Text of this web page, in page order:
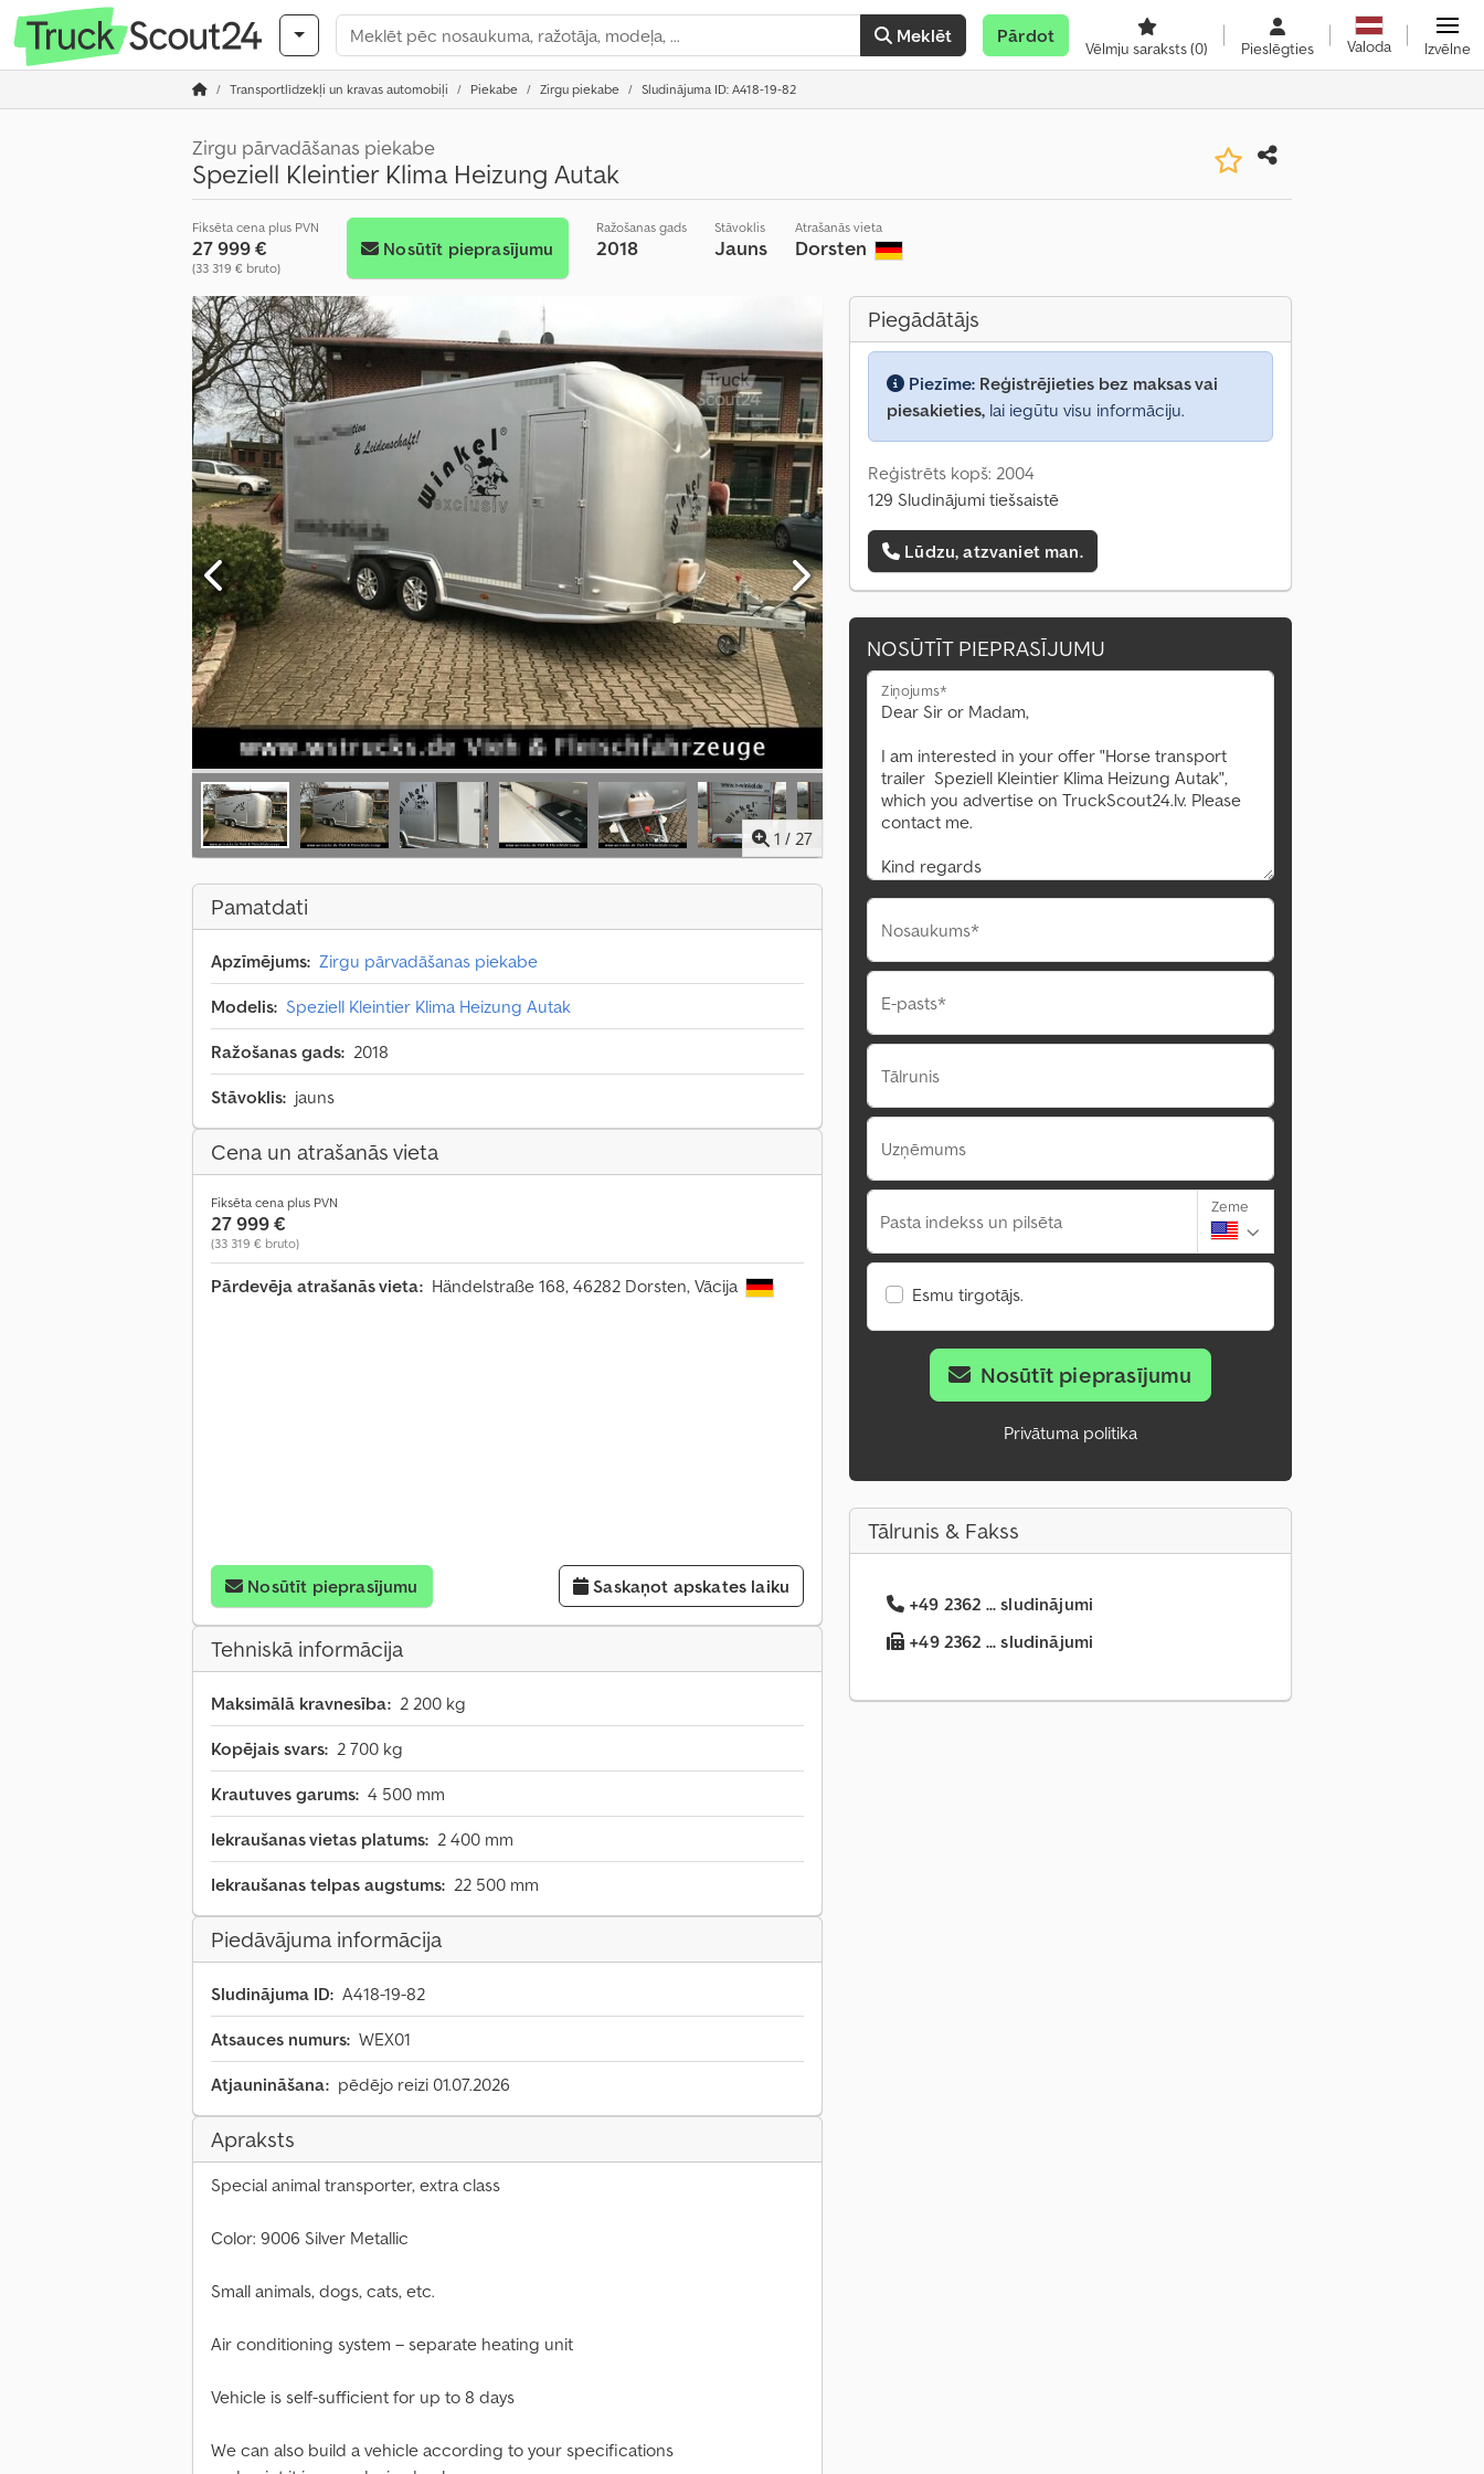
Meklēt Pārdot
Vēlmju saraksts(0) Pieslēgties Valoda Izvēlne
Transportlīdzekļi un kravas automobiļi Piekabe Zirgu piekabe Sludinājuma ID: A418-19-82
Zirgu pārvadāšanas piekabe
Speziell Kleintier Klima Heizung Autak
Fiksēta cena plus PVN
27 999 €
(33 319 € bruto)
Nosūtīt pieprasījumu
Ražošanas gads
2018
Stāvoklis
Jauns
Atrašanās vieta
Dorsten
1 / 27
Pamatdati
Apzīmējums: Zirgu pārvadāšanas piekabe
Modelis: Speziell Kleintier Klima Heizung Autak
Ražošanas gads: 2018
Stāvoklis: jauns
Cena un atrašanās vieta
Fiksēta cena plus PVN
27 999 €
(33 319 € bruto)
Pārdevēja atrašanās vieta: Händelstraße 168, 46282 Dorsten, Vācija
Nosūtīt pieprasījumu Saskaņot apskates laiku
Tehniskā informācija
Maksimālā kravnesība: 2 200 kg
Kopējais svars: 2 700 kg
Krautuves garums: 4 500 mm
Iekraušanas vietas platums: 2 400 mm
Iekraušanas telpas augstums: 22 500 mm
Piedāvājuma informācija
Sludinājuma ID: A418-19-82
Atsauces numurs: WEX01
Atjaunināšana: pēdējo reizi 01.07.2026
Apraksts
Special animal transporter, extra class
Color: 9006 Silver Metallic
Small animals, dogs, cats, etc.
Air conditioning system – separate heating unit
Vehicle is self-sufficient for up to 8 days
We can also build a vehicle according to your specifications
Piegādātājs
Piezīme: Reģistrējieties bez maksas vai
piesakieties, lai iegūtu visu informāciju.
Reģistrēts kopš: 2004
129 Sludinājumi tiešsaistē
Lūdzu, atzvaniet man.
NOSŪTĪT PIEPRASĪJUMU
Ziņojums*
Nosaukums*
E-pasts*
Tālrunis
Uzņēmums
Pasta indekss un pilsēta
Zeme
Esmu tirgotājs.
Nosūtīt pieprasījumu
Privātuma politika
Tālrunis & Fakss
+49 2362 ... sludinājumi
+49 2362 ... sludinājumi